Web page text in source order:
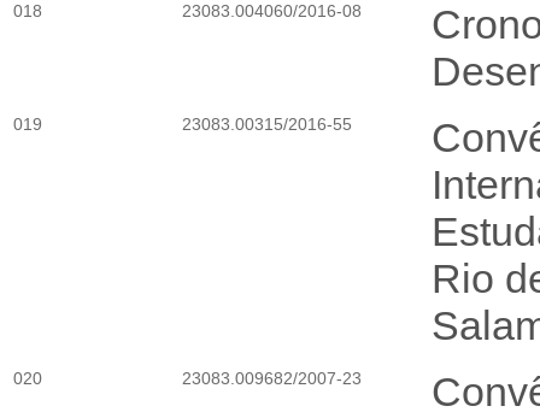
018 23083.004060/2016-08
019 23083.00315/2016-55
Rio
020 23083.009682/2007-23